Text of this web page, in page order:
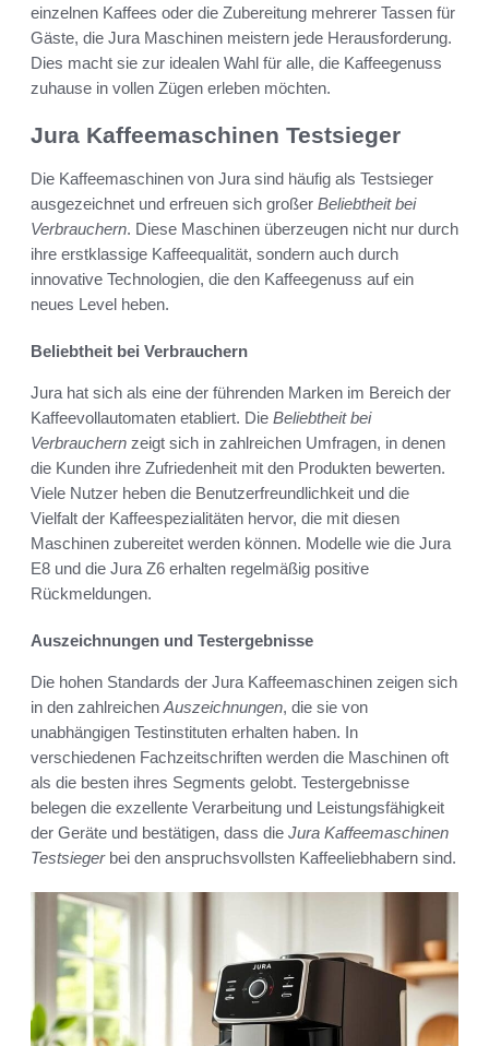
einzelnen Kaffees oder die Zubereitung mehrerer Tassen für
Gäste, die Jura Maschinen meistern jede Herausforderung.
Dies macht sie zur idealen Wahl für alle, die Kaffeegenuss
zuhause in vollen Zügen erleben möchten.
Jura Kaffeemaschinen Testsieger
Die Kaffeemaschinen von Jura sind häufig als Testsieger
ausgezeichnet und erfreuen sich großer Beliebtheit bei
Verbrauchern. Diese Maschinen überzeugen nicht nur durch
ihre erstklassige Kaffeequalität, sondern auch durch
innovative Technologien, die den Kaffeegenuss auf ein
neues Level heben.
Beliebtheit bei Verbrauchern
Jura hat sich als eine der führenden Marken im Bereich der
Kaffeevollautomaten etabliert. Die Beliebtheit bei
Verbrauchern zeigt sich in zahlreichen Umfragen, in denen
die Kunden ihre Zufriedenheit mit den Produkten bewerten.
Viele Nutzer heben die Benutzerfreundlichkeit und die
Vielfalt der Kaffeespezialitäten hervor, die mit diesen
Maschinen zubereitet werden können. Modelle wie die Jura
E8 und die Jura Z6 erhalten regelmäßig positive
Rückmeldungen.
Auszeichnungen und Testergebnisse
Die hohen Standards der Jura Kaffeemaschinen zeigen sich
in den zahlreichenAuszeichnungen, die sie von
unabhängigen Testinstituten erhalten haben. In
verschiedenen Fachzeitschriften werden die Maschinen oft
als die besten ihres Segments gelobt. Testergebnisse
belegen die exzellente Verarbeitung und Leistungsfähigkeit
der Geräte und bestätigen, dass die Jura Kaffeemaschinen
Testsiegerbei den anspruchsvollsten Kaffeeliebhabern sind.